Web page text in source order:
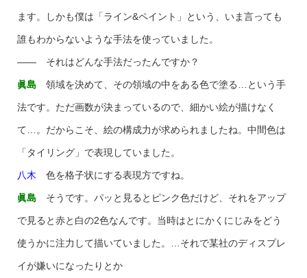
ます。しかも僕は「ライン&ペイント」という、いま言っても
誰もわからないような手法を使っていました。
―― それはどんな手法だったんですか？
眞島 領域を決めて、その領域の中をある色で塗る…という手
法です。ただ画数が決まっているので、細かい絵が描けなく
て…。だからこそ、絵の構成力が求められましたね。中間色は
「タイリング」で表現していました。
八木 色を格子状にする表現方ですね。
眞島 そうです。パッと見るとピンク色だけど、それをアップ
で見ると赤と白の2色なんです。当時はとにかくにじみをどう
使うかに注力して描いていました。…それで某社のディスプレ
イが嫌いになったりとか